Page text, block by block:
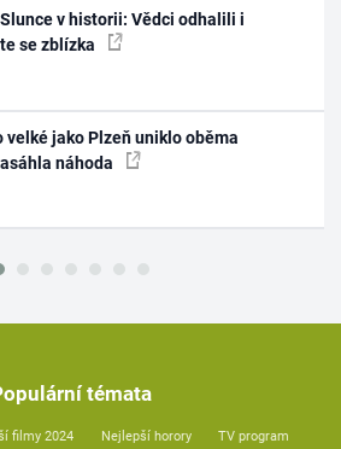
v historii: Vědci odhalili i
se zblízka
velké jako Plzeň uniklo oběma
náhoda
témata
filmy 2024 Nejlepší horory TV program